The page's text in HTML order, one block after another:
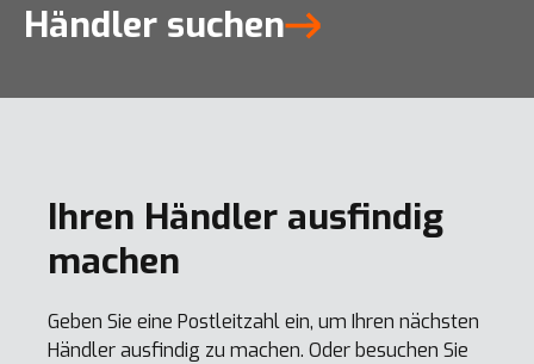
DL80TL-7
Händler suchen
Ihren Händler ausfindig
machen
Geben Sie eine Postleitzahl ein, um Ihren nächsten
Händler ausfindig zu machen. Oder besuchen Sie